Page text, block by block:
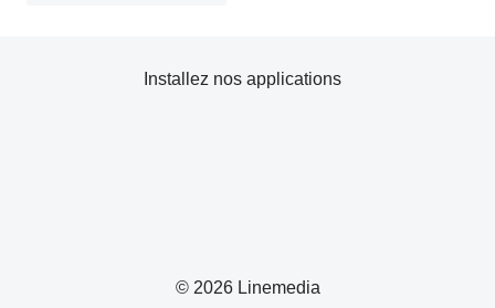
© 2026 Linemedia
Installez nos applications